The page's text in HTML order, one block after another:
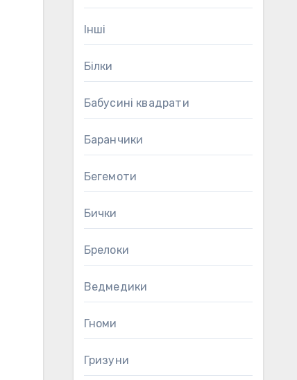
Інші
Білки
Бабусині квадрати
Баранчики
Бегемоти
Бички
Брелоки
Ведмедики
Гноми
Гризуни